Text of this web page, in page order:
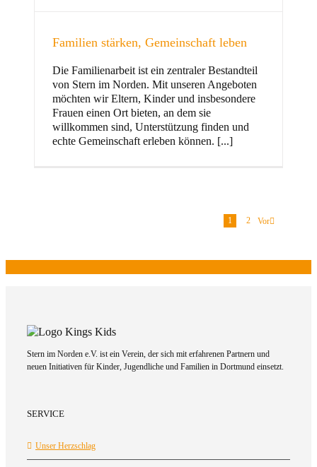
Familien stärken, Gemeinschaft leben
Die Familienarbeit ist ein zentraler Bestandteil
von Stern im Norden. Mit unseren Angeboten
möchten wir Eltern, Kinder und insbesondere
Frauen einen Ort bieten, an dem sie
willkommen sind, Unterstützung finden und
echte Gemeinschaft erleben können. [...]
1 2 Vor
Stern im Norden e.V. ist ein Verein, der sich mit erfahrenen Partnern und
neuen Initiativen für Kinder, Jugendliche und Familien in Dortmund einsetzt.
SERVICE
Unser Herzschlag